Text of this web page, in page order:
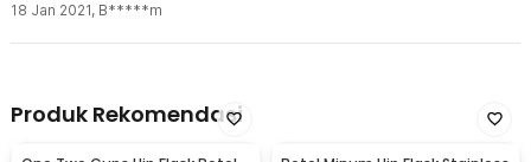
18 Jan 2021, B*****m
Produk Rekomendasi